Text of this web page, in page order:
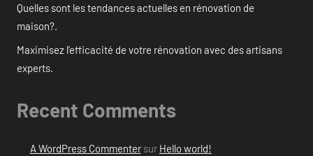
Quelles sont les tendances actuelles en rénovation de
maison?.
Maximisez l’efficacité de votre rénovation avec des artisans
experts.
Recent Comments
A WordPress Commentersur Hello world!